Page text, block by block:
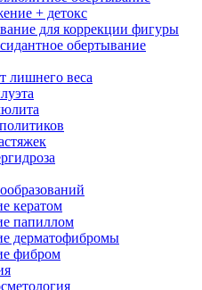
+ детокс
для коррекции фигуры
обертывание
лишнего веса
кератом
папиллом
дерматофибромы
фибром